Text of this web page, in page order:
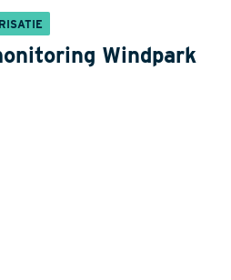
Windpark